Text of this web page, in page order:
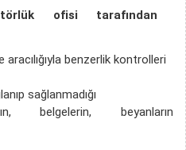
ofisi tarafından
benzerlik kontrolleri
sağlanmadığı
belgelerin, beyanların